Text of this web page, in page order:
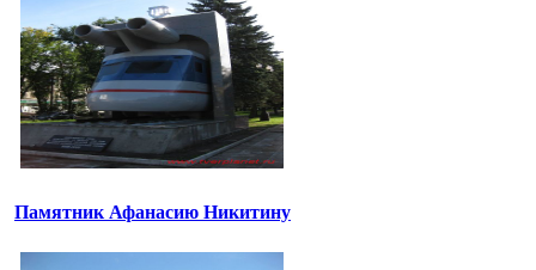
Памятник Афанасию Никитину